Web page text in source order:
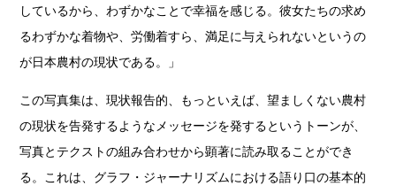
しているから、わずかなことで幸福を感じる。彼女たちの求め
るわずかな着物や、労働着すら、満足に与えられないというの
が日本農村の現状である。」
この写真集は、現状報告的、もっといえば、望ましくない農村
の現状を告発するようなメッセージを発するというトーンが、
写真とテクストの組み合わせから顕著に読み取ることができ
る。これは、グラフ・ジャーナリズムにおける語り口の基本的